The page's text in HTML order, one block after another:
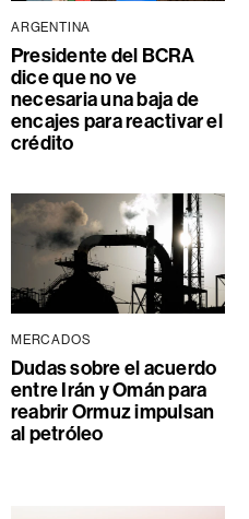
ARGENTINA
Presidente del BCRA
dice que no ve
necesaria una baja de
encajes para reactivar el
crédito
MERCADOS
Dudas sobre el acuerdo
entre Irán y Omán para
reabrir Ormuz impulsan
al petróleo